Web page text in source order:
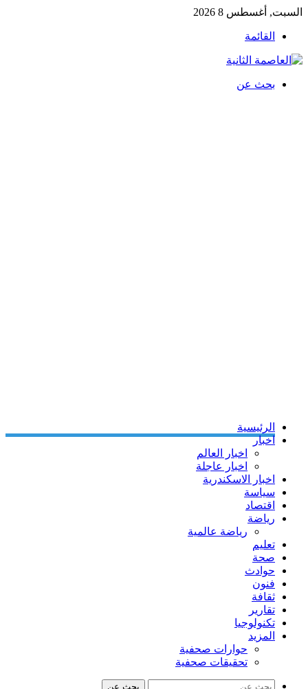
السبت, أغسطس 8 2026
القائمة
بحث عن
الرئيسية
اخبار
اخبار العالم
اخبار عاجلة
اخبار الاسكندرية
سياسة
اقتصاد
رياضة
رياضة عالمية
تعليم
صحة
حوادث
فنون
ثقافة
تقارير
تكنولوجيا
المزيد
حوارات صحفية
تحقيقات صحفية
بحث عن